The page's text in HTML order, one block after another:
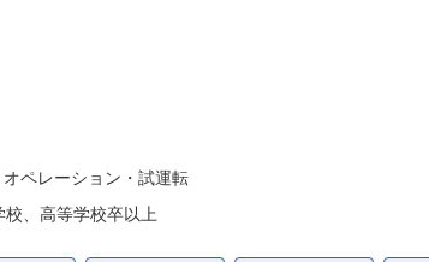
は売るものではなく、みんなでつくり上げる
ペレーション・試運転
、高等学校卒以上